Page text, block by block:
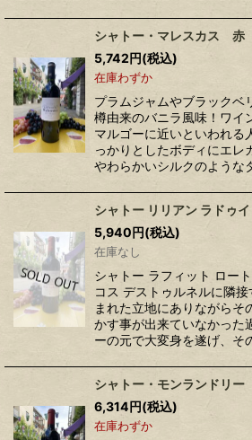
シャトー・マレスカス
5,742円(税込)
在庫わずか
プラムジャムやブラックベ
樽由来のバニラ風味！ワイ
マルゴーに近いといわれる
っかりとしたボディにエレ
やわらかいシルクのような
シャトー リリアン ラド
5,940円(税込)
在庫なし
シャトー ラフィット ロー
コス デストゥルネルに隣
まれた立地にありながらそ
かす事が出来ていなかった
ーの元で大変身を遂げ、そ
シャトー・モンランドリ
6,314円(税込)
在庫わずか